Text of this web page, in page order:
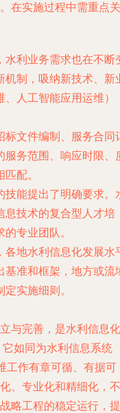
在实施过程中需重点关
水利业务需求也在不断
机制，吸纳新技术、新
、人工智能应用运维）
标文件编制、服务合同
服务范围、响应时限、
配。
技能提出了明确要求。
息技术的复合型人才培
专业团队。
各地水利信息化发展水
基准和框架，地方或流
实施细则。
与完善，是水利信息化
它如同为水利信息系统
工作有章可循、有据可
、专业化和精细化，不
略工程的稳定运行，提